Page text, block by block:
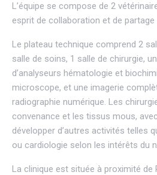
L’équipe se compose de 2
esprit de collaboration et de
Le plateau technique comprend 2
salle de soins, 1 salle de chirurgie,
d’analyseurs hématologie et
microscope, et une imagerie
radiographie numérique. Les
convenance et les tissus mous,
développer d’autres activités telles
ou cardiologie selon les intérêts du
La clinique est située à proximité de